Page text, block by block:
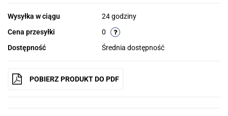
Wysyłka w ciągu
24 godziny
Cena przesyłki
0
Dostępność
Średnia dostępność
POBIERZ PRODUKT DO PDF